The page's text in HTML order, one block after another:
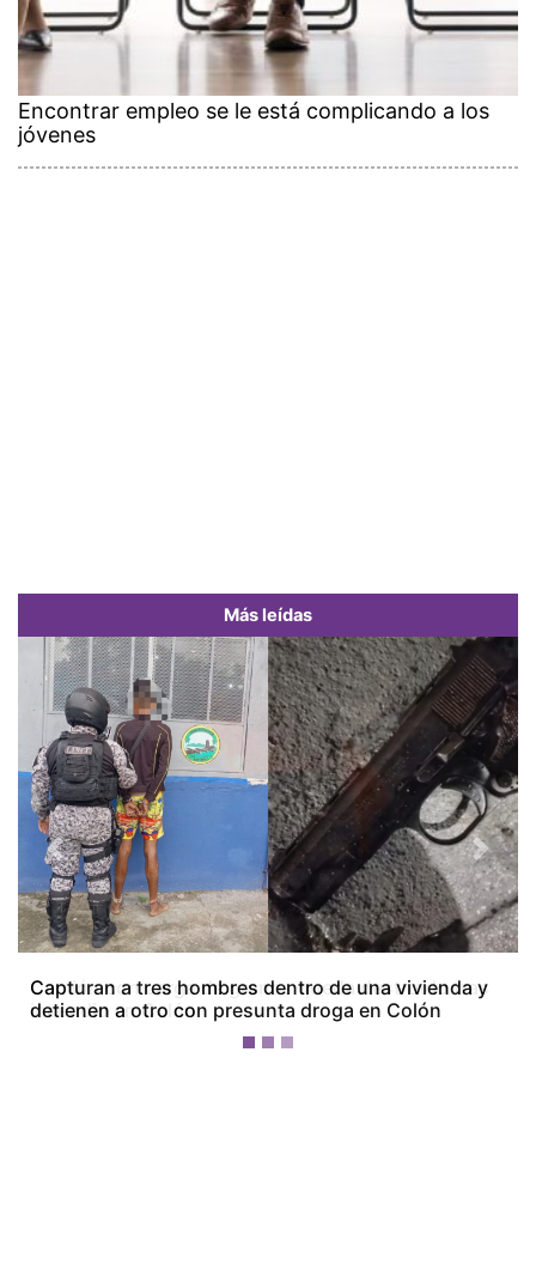
Encontrar empleo se le está complicando a los
jóvenes
Más leídas
Camión con carga de granos queda destruido tras
incendio en Colón
Previous Next